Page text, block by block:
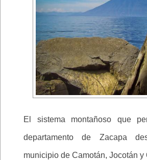
El sistema montañoso que
departamento de Zacapa
municipio de Camotán, Jocotán y